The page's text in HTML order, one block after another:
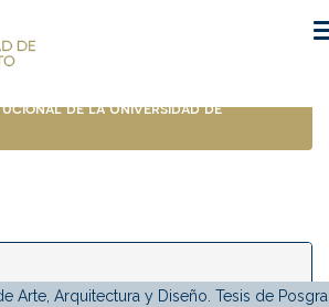
de la Universidad de